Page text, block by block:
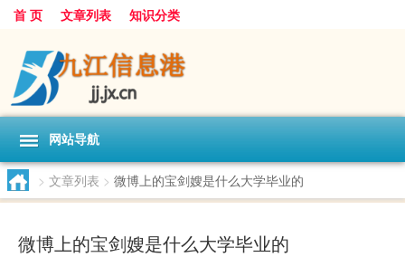
首 页 文章列表 知识分类
网站导航
> 文章列表 > 微博上的宝剑嫂是什么大学毕业的
微博上的宝剑嫂是什么大学毕业的